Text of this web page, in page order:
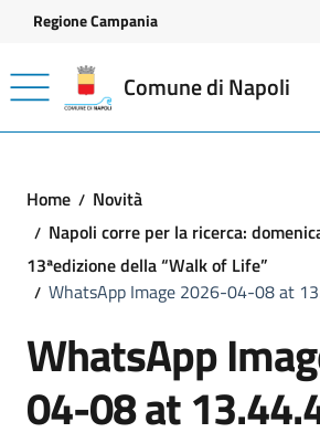
Vai ai contenuti
Vai al footer
Regione Campania
Comune di Napoli
Home
Novità
Napoli corre per la ricerca:
13ªedizione della “Walk of Life”
WhatsApp Image 2026-04-08 at
WhatsApp
04-08 at